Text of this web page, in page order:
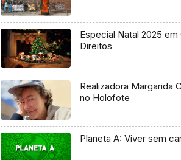
Especial Natal 2025 em
Direitos
Realizadora Margarida
no Holofote
Planeta A: Viver sem